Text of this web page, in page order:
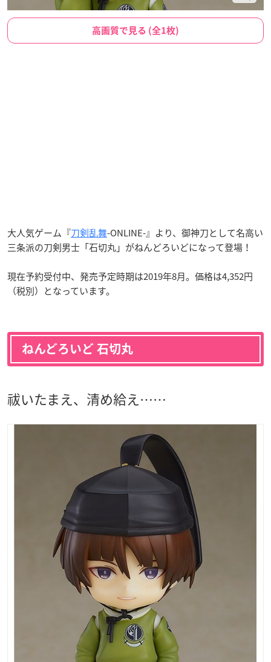
高画質で見る (全1枚)
大人気ゲーム『刀剣乱舞-ONLINE-』より、御神刀として名高い
三条派の刀剣男士「石切丸」がねんどろいどになって登場！
現在予約受付中、発売予定時期は2019年8月。価格は4,352円
（税別）となっています。
ねんどろいど 石切丸
祓いたまえ、清め給え……